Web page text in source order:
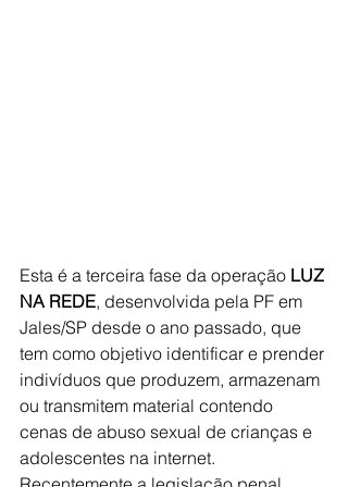
Esta é a terceira fase da operação LUZ
NA REDE, desenvolvida pela PF em
Jales/SP desde o ano passado, que
tem como objetivo identificar e prender
indivíduos que produzem, armazenam
ou transmitem material contendo
cenas de abuso sexual de crianças e
adolescentes na internet.